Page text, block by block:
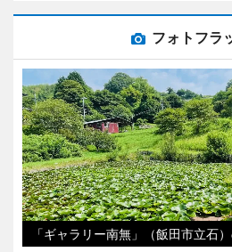
フォトフラ
「ギャラリー南無」（飯田市立石